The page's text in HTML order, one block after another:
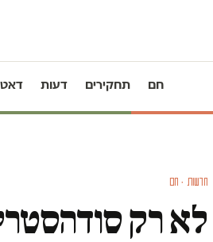
חם תחקירים דעות
חדשות · חם
לא רק